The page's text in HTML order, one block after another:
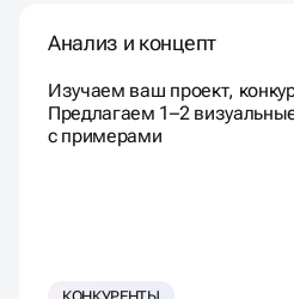
Анализ и концепт
Изучаем ваш проект,
Предлагаем 1–2 визуальные